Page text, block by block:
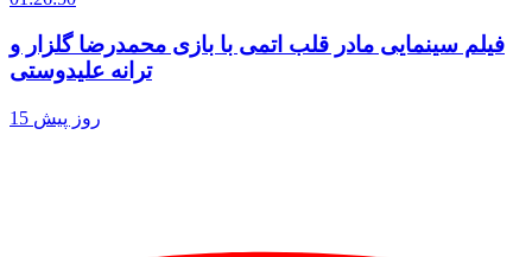
فیلم سینمایی مادر قلب اتمی با بازی محمدرضا گلزار و
ترانه علیدوستی
15 روز پیش